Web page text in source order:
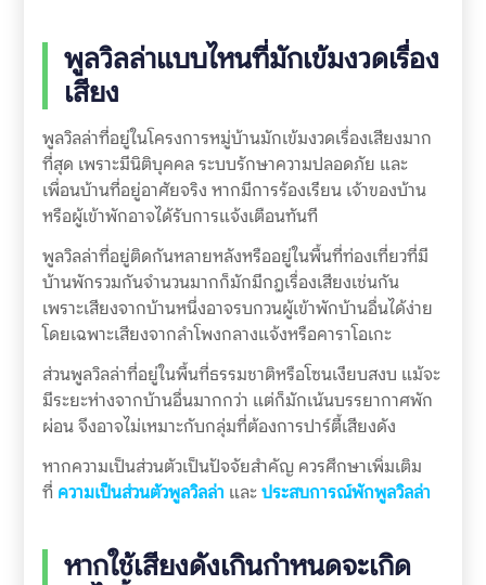
พูลวิลล่าแบบไหนที่มักเข้มงวดเรื่อง
เสียง
พูลวิลล่าที่อยู่ในโครงการหมู่บ้านมักเข้มงวดเรื่องเสียงมาก
ที่สุด เพราะมีนิติบุคคล ระบบรักษาความปลอดภัย และ
เพื่อนบ้านที่อยู่อาศัยจริง หากมีการร้องเรียน เจ้าของบ้าน
หรือผู้เข้าพักอาจได้รับการแจ้งเตือนทันที
พูลวิลล่าที่อยู่ติดกันหลายหลังหรืออยู่ในพื้นที่ท่องเที่ยวที่มี
บ้านพักรวมกันจำนวนมากก็มักมีกฎเรื่องเสียงเช่นกัน
เพราะเสียงจากบ้านหนึ่งอาจรบกวนผู้เข้าพักบ้านอื่นได้ง่าย
โดยเฉพาะเสียงจากลำโพงกลางแจ้งหรือคาราโอเกะ
ส่วนพูลวิลล่าที่อยู่ในพื้นที่ธรรมชาติหรือโซนเงียบสงบ แม้จะ
มีระยะห่างจากบ้านอื่นมากกว่า แต่ก็มักเน้นบรรยากาศพัก
ผ่อน จึงอาจไม่เหมาะกับกลุ่มที่ต้องการปาร์ตี้เสียงดัง
หากความเป็นส่วนตัวเป็นปัจจัยสำคัญ ควรศึกษาเพิ่มเติม
ที่ ความเป็นส่วนตัวพูลวิลล่า และประสบการณ์พักพูลวิลล่า
หากใช้เสียงดังเกินกำหนดจะเกิด